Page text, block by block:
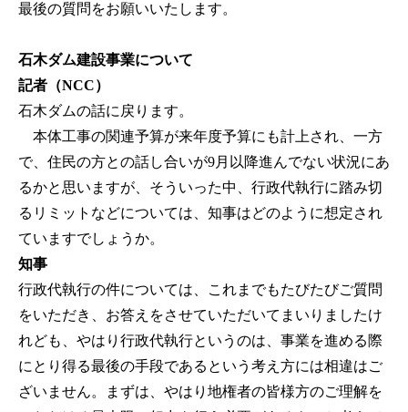
最後の質問をお願いいたします。
石木ダム建設事業について
記者（NCC）
石木ダムの話に戻ります。
本体工事の関連予算が来年度予算にも計上され、一方
で、住民の方との話し合いが9月以降進んでない状況にあ
るかと思いますが、そういった中、行政代執行に踏み切
るリミットなどについては、知事はどのように想定され
ていますでしょうか。
知事
行政代執行の件については、これまでもたびたびご質問
をいただき、お答えをさせていただいてまいりましたけ
れども、やはり行政代執行というのは、事業を進める際
にとり得る最後の手段であるという考え方には相違はご
ざいません。まずは、やはり地権者の皆様方のご理解を